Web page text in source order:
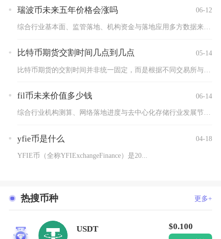
瑞波币未来五年价格会涨吗 06-12
比特币期货交割时间几点到几点 05-14
比特币期货的交割时间并非统一固定，而是根据不同交易所与合约类...
fil币未来价值多少钱 06-14
综合行业机构测算、网络落地进度与去中心化存储行业发展节奏，F...
yfie币是什么 04-18
YFIE币（全称YFIExchangeFinance）是20...
热搜币种 更多+
1
USDT $0.100